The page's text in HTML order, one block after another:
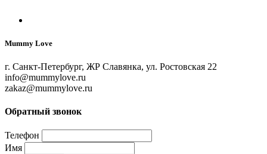
Mummy Love
г. Санкт-Петербург, ЖР Славянка, ул. Ростовская 22
info@mummylove.ru
zakaz@mummylove.ru
Обратный звонок
Телефон
Имя